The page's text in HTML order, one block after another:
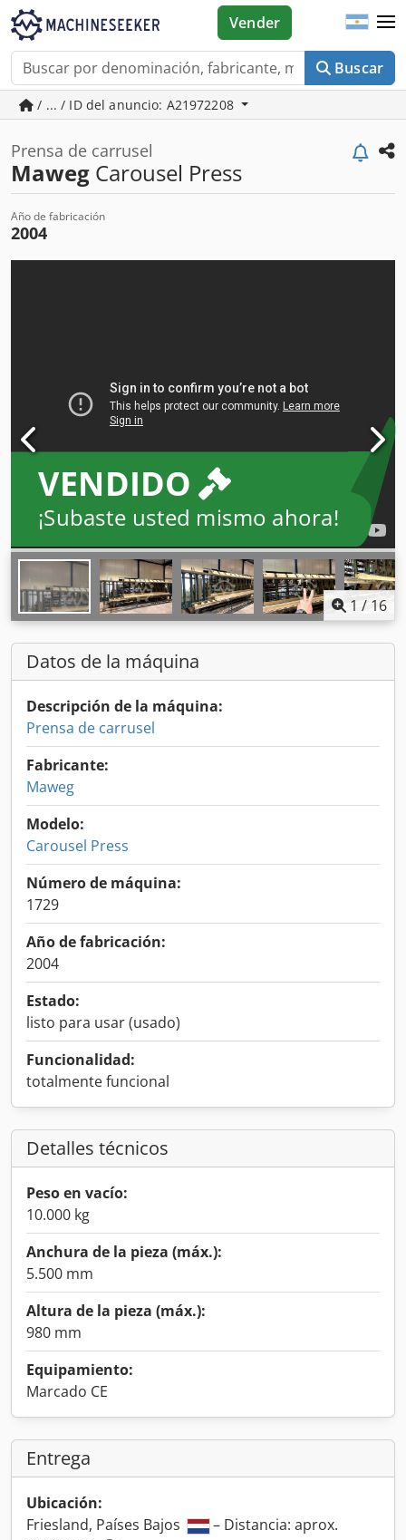
Buscar
Vender
/ ... / ID del anuncio: A21972208
Prensa de carrusel
Maweg Carousel Press
Año de fabricación
2004
VENDIDO
¡Subaste usted mismo ahora!
1 / 16
Datos de la máquina
Descripción de la máquina:
Prensa de carrusel
Fabricante:
Maweg
Modelo:
Carousel Press
Número de máquina:
1729
Año de fabricación:
2004
Estado:
listo para usar (usado)
Funcionalidad:
totalmente funcional
Detalles técnicos
Peso en vacío:
10.000 kg
Anchura de la pieza (máx.):
5.500 mm
Altura de la pieza (máx.):
980 mm
Equipamiento:
Marcado CE
Entrega
Ubicación:
Friesland, Países Bajos
– Distancia: aprox.